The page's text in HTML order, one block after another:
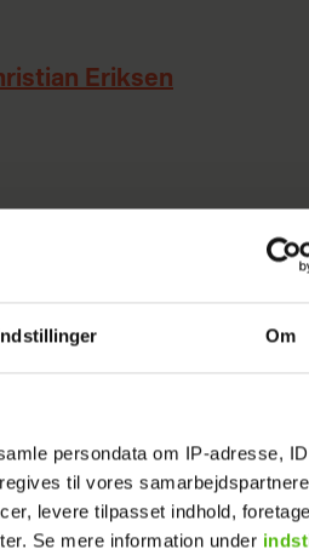
Om
persondata om IP-adresse,
til vores
levere tilpasset indhold, foretage
Se mere information under
Eriksen
regnet med, at
dage, men det
har alt været, som
Posten .